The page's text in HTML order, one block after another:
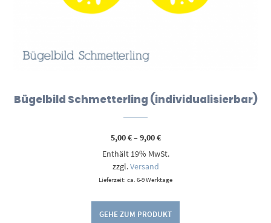
Bügelbild Schmetterling (individualisierbar)
5,00€–9,00€Preisspanne:
bis
Enthält 19% MwSt.
zzgl.Versand
Lieferzeit: ca. 6-9 Werktage
GEHE ZUM PRODUKT